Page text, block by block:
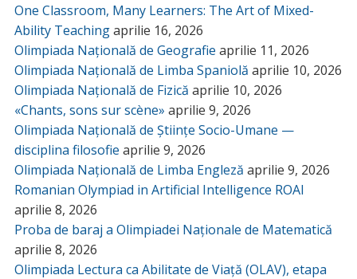
One Classroom, Many Learners: The Art of Mixed-
Ability Teachingaprilie 16, 2026
Olimpiada Națională de Geografie aprilie 11, 2026
Olimpiada Națională de Limba Spaniolă aprilie 10, 2026
Olimpiada Națională de Fizică aprilie 10, 2026
«Chants, sons sur scène» aprilie 9, 2026
Olimpiada Națională de Științe Socio-Umane —
disciplina filosofie aprilie 9, 2026
Olimpiada Națională de Limba Engleză aprilie 9, 2026
Romanian Olympiad in Artificial Intelligence ROAI
aprilie 8, 2026
Proba de baraj a Olimpiadei Naționale de Matematică
aprilie 8, 2026
Olimpiada Lectura ca Abilitate de Viață (OLAV), etapa